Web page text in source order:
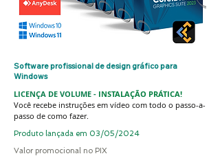
Software profissional de design gráfico para
Windows
LICENÇA DE VOLUME - INSTALAÇÃO PRÁTICA!
Você recebe instruções em vídeo com todo o passo-a-
passo de como fazer.
Produto lançada em 03/05/2024
Valor promocional no PIX